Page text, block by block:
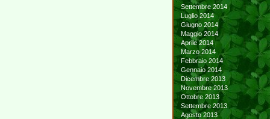
Settembre 2014
Luglio 2014
Giugno 2014
Maggio 2014
Aprile 2014
Marzo 2014
Febbraio 2014
Gennaio 2014
Dicembre 2013
Novembre 2013
Ottobre 2013
Settembre 2013
Agosto 2013